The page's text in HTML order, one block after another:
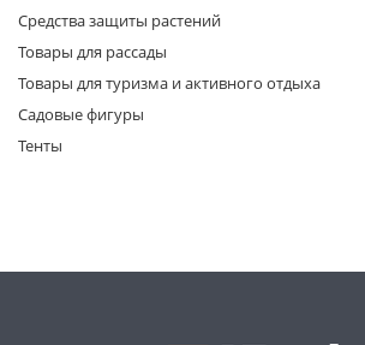
Средства защиты растений
Товары для рассады
Товары для туризма и активного отдыха
Садовые фигуры
Тенты